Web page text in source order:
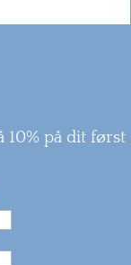
10% på dit først